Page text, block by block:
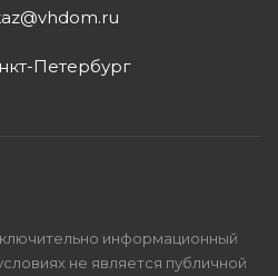
Петербург
информационный
не является публичной